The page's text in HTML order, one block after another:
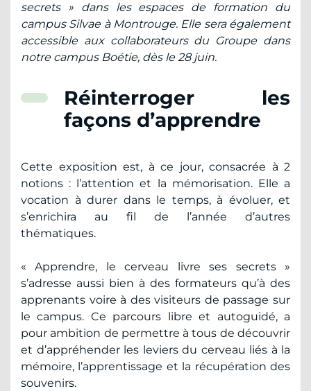
secrets » dans les espaces de formation du
campus Silvae à Montrouge. Elle sera également
accessible aux collaborateurs du Groupe dans
notre campus Boétie, dès le 28 juin.
Réinterroger les
façons d’apprendre
Cette exposition est, à ce jour, consacrée à 2
notions : l’attention et la mémorisation. Elle a
vocation à durer dans le temps, à évoluer, et
s’enrichira au fil de l’année d’autres
thématiques.
« Apprendre, le cerveau livre ses secrets »
s’adresse aussi bien à des formateurs qu’à des
apprenants voire à des visiteurs de passage sur
le campus. Ce parcours libre et autoguidé, a
pour ambition de permettre à tous de découvrir
et d’appréhender les leviers du cerveau liés à la
mémoire, l’apprentissage et la récupération des
souvenirs.